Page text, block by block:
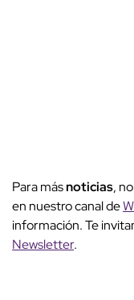
Para másnoticias,
en nuestro canal de
información. Te
Newsletter.